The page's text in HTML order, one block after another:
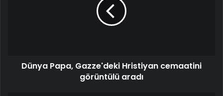
Dünya Papa, Gazze'deki Hristiyan cemaatini
görüntülü aradı